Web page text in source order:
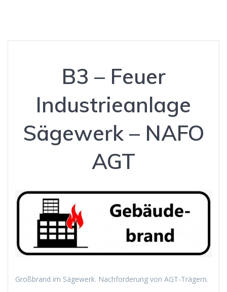
B3 – Feuer
Industrieanlage
Sägewerk – NAFO
AGT
Großbrand im Sägewerk. Nachforderung von AGT-Trägern.